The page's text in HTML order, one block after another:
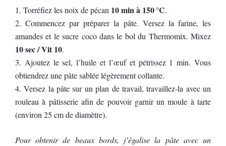
Torréfiez les noix de pécan 10 min à 150 °C.
Commencez par préparer la pâte. Versez la farine, les
amandes et le sucre coco dans le bol du Thermomix. Mixez
10 sec / Vit 10.
Ajoutez le sel, l’huile et l’œuf et pétrissez 1 min. Vous
obtiendrez une pâte sablée légèrement collante.
Versez la pâte sur un plan de travail, travaillez-la avec un
rouleau à pâtisserie afin de pouvoir garnir un moule à tarte
(environ 25 cm de diamètre).
Pour obtenir de beaux bords, j’égalise la pâte avec un